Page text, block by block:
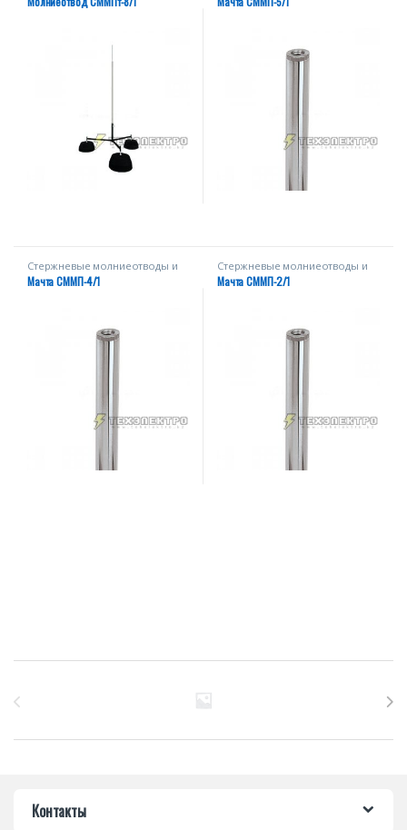
Стержневые молниеотводы и
мачты
Мачта СММП-4/1
Стержневые молниеотводы и
мачты
Мачта СММП-2/1
Контакты